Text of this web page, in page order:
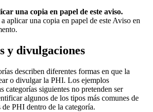
una copia en papel de este aviso.
aplicar una copia en papel de este Aviso en
y divulgaciones
describen diferentes formas en que la
o divulgar la PHI. Los ejemplos
categorías siguientes no pretenden ser
algunos de los tipos más comunes de
PHI dentro de la categoría.